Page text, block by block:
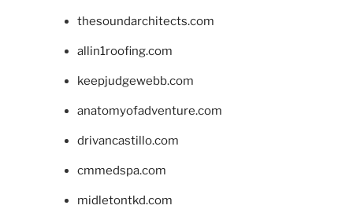
thesoundarchitects.com
allin1roofing.com
keepjudgewebb.com
anatomyofadventure.com
drivancastillo.com
cmmedspa.com
midletontkd.com